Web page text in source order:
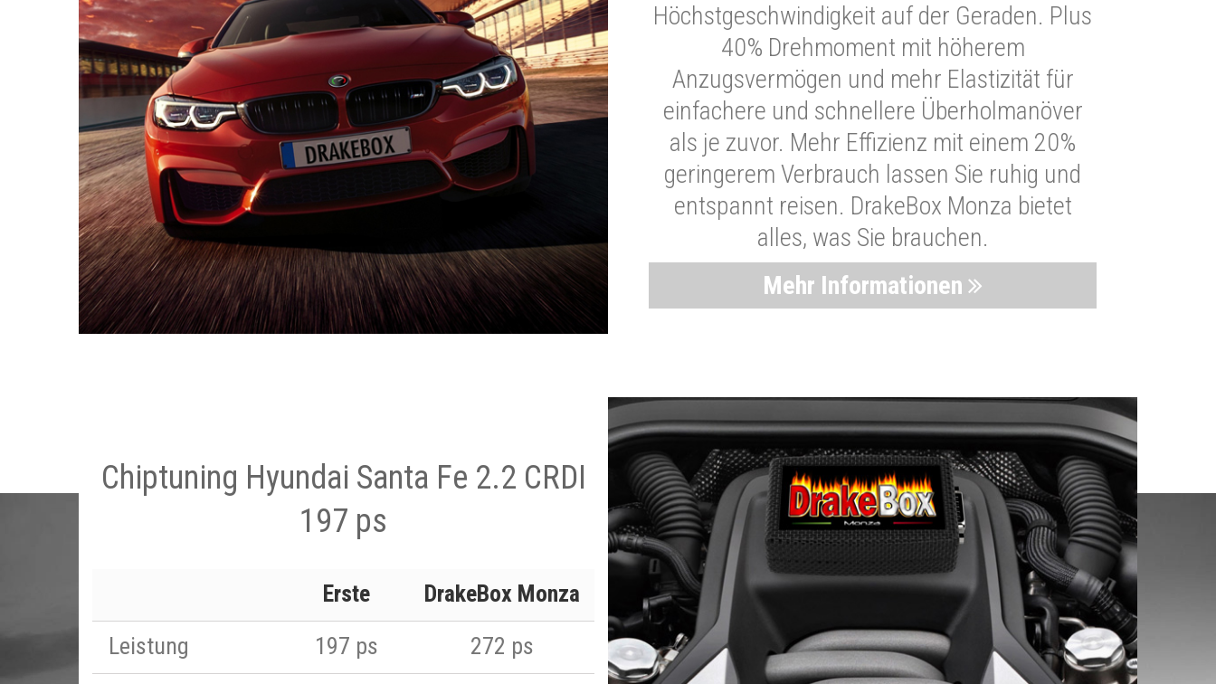
Höchstgeschwindigkeit auf der Geraden. Plus
40% Drehmoment mit höherem
Anzugsvermögen und mehr Elastizität für
einfachere und schnellere Überholmanöver
als je zuvor. Mehr Effizienz mit einem 20%
geringerem Verbrauch lassen Sie ruhig und
entspannt reisen. DrakeBox Monza bietet
alles, was Sie brauchen.
Mehr Informationen
Chiptuning Hyundai Santa Fe 2.2 CRDI
197 ps
Erste
DrakeBox Monza
Leistung
197 ps
272 ps